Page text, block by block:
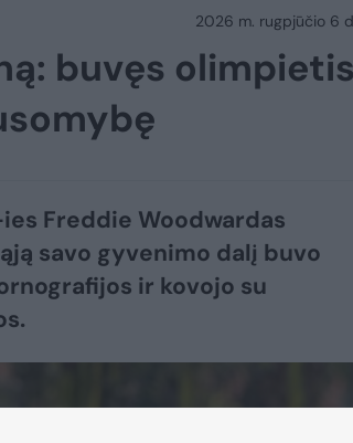
2026 m. rugpjūčio 6 d.
buvęs olimpietis
Freddie Woodwardas
savo gyvenimo dalį buvo
ir kovojo su